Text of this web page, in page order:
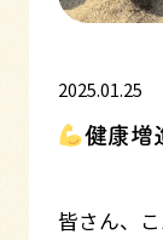
2025.01.25
健康増
皆さん、